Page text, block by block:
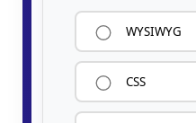
WYSIWYG
CSS